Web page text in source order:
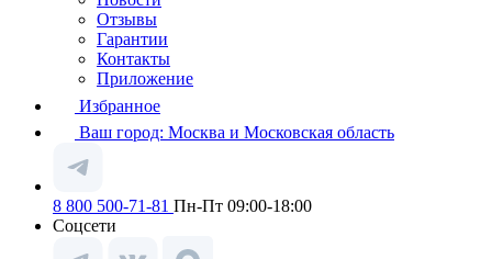
Отзывы
Гарантии
Контакты
Приложение
Избранное
Ваш город: Москва и Московская область
8 800 500-71-81 Пн-Пт 09:00-18:00
Соцсети